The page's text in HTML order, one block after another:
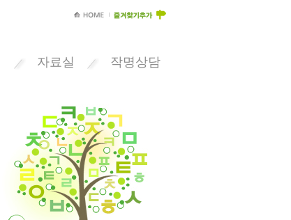
자료실 작명상담